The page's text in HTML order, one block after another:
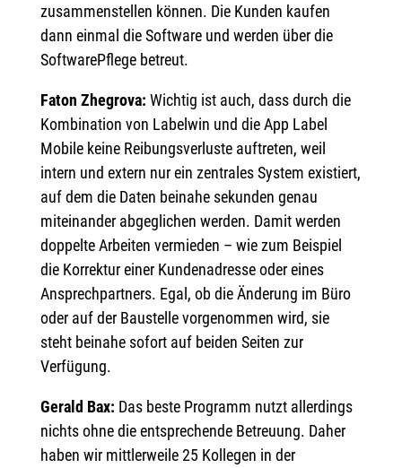
zusammenstellen können. Die Kunden kaufen
dann einmal die Software und werden über die
SoftwarePflege betreut.
Faton Zhegrova: Wichtig ist auch, dass durch die
Kombination von Labelwin und die App Label
Mobile keine Reibungsverluste auftreten, weil
intern und extern nur ein zentrales System existiert,
auf dem die Daten beinahe sekunden genau
miteinander abgeglichen werden. Damit werden
doppelte Arbeiten vermieden – wie zum Beispiel
die Korrektur einer Kundenadresse oder eines
Ansprechpartners. Egal, ob die Änderung im Büro
oder auf der Baustelle vorgenommen wird, sie
steht beinahe sofort auf beiden Seiten zur
Verfügung.
Gerald Bax: Das beste Programm nutzt allerdings
nichts ohne die entsprechende Betreuung. Daher
haben wir mittlerweile 25 Kollegen in der